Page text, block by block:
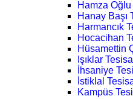
Hamza
Hanay Başı
Harmancık
Hocacihan
Hüsamettin
Işıklar
İhsaniye
İstiklal
Kampüs